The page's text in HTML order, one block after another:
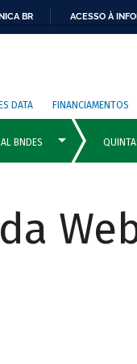
BR ACESSO À
DATA FINANCIAMENTOS